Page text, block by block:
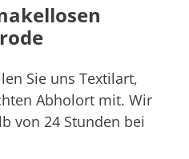
Sie uns Textilart,
Abholort mit. Wir
von 24 Stunden bei